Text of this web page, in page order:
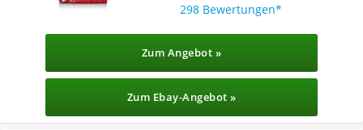
298 Bewertungen
Zum Angebot »
Zum Ebay-Angebot »